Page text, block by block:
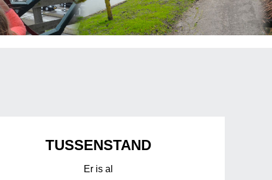
TUSSENSTAND
Er is al